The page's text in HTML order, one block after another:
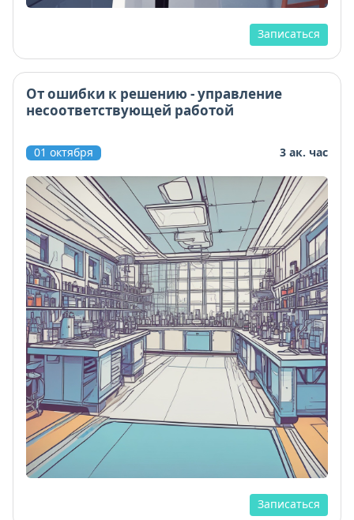
Записаться
От ошибки к решению - управление
несоответствующей работой
01 октября 3 ак. час
Записаться